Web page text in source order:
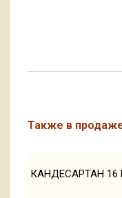
Также в
КАНДЕСАРТАН 16